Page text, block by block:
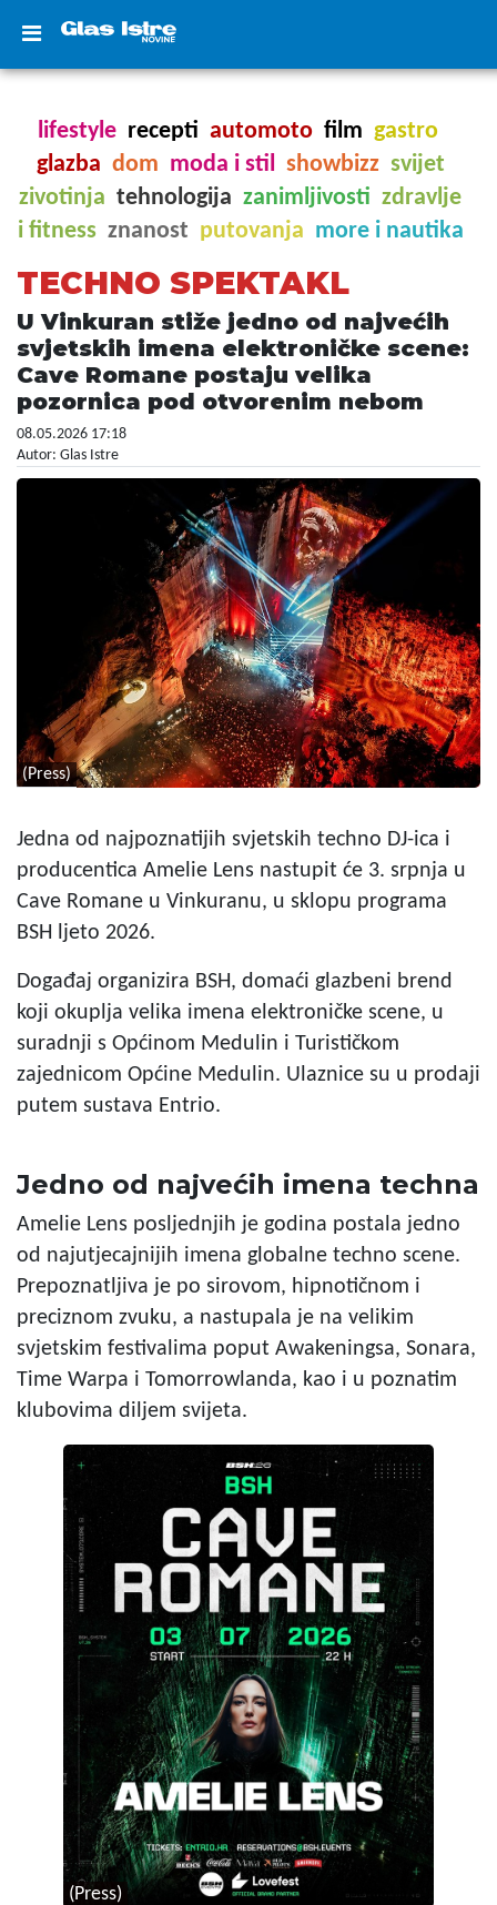
lifestyle recepti automoto film gastro
glazba dom moda i stil showbizz svijet
zivotinja tehnologija zanimljivosti zdravlje
i fitness znanost putovanja more i nautika
TECHNO SPEKTAKL
U Vinkuran stiže jedno od najvećih
svjetskih imena elektroničke scene:
Cave Romane postaju velika
pozornica pod otvorenim nebom
08.05.2026 17:18
Autor: Glas Istre
(Press)
Jedna od najpoznatijih svjetskih techno DJ-ica i
producentica Amelie Lens nastupit će 3. srpnja u
Cave Romane u Vinkuranu, u sklopu programa
BSH ljeto 2026.
Događaj organizira BSH, domaći glazbeni brend
koji okuplja velika imena elektroničke scene, u
suradnji s Općinom Medulin i Turističkom
zajednicom Općine Medulin. Ulaznice su u prodaji
putem sustava Entrio.
Jedno od najvećih imena techna
Amelie Lens posljednjih je godina postala jedno
od najutjecajnijih imena globalne techno scene.
Prepoznatljiva je po sirovom, hipnotičnom i
preciznom zvuku, a nastupala je na velikim
svjetskim festivalima poput Awakeningsa, Sonara,
Time Warpa i Tomorrowlanda, kao i u poznatim
klubovima diljem svijeta.
(Press)